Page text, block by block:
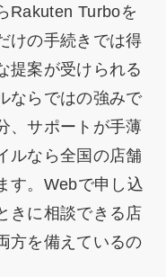
Rakuten Turboを
けの手続きでは得
提案が受けられる
ならではの強みで
、サポートが手薄
ルなら全国の店舗
す。Webで申し込
きに相談できる店
方を備えているの